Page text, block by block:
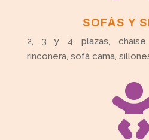
SOFÁS Y
2, 3 y 4 plazas, chaise
rinconera, sofá cama,